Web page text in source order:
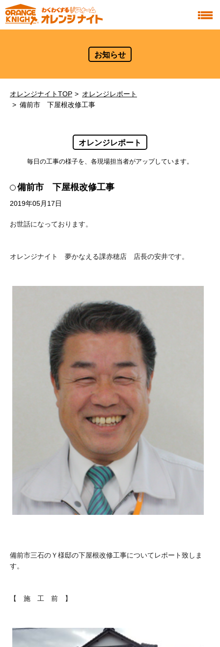
お知らせ
オレンジナイトTOP
オレンジレポート
備前市 下屋根改修工事
オレンジレポート
毎日の工事の様子を、各現場担当者がアップしています。
備前市 下屋根改修工事
2019年05月17日
お世話になっております。
オレンジナイト 夢かなえる課赤穂店 店長の安井です。
備前市三石のＹ様邸の下屋根改修工事についてレポート致しま
す。
【 施 工 前 】